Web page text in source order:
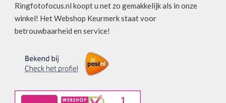
Ringfotofocus.nl koopt u net zo gemakkelijk als in onze
winkel! Het Webshop Keurmerk staat voor
betrouwbaarheid en service!